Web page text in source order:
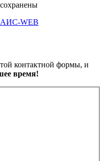
АИС-WEB
контактной формы, и
время!